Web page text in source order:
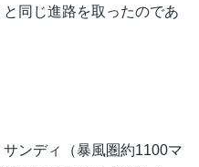
同じ進路を取ったのであ
ンディ（暴風圏約1100マ